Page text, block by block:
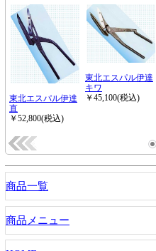
商品一覧
商品メニュー